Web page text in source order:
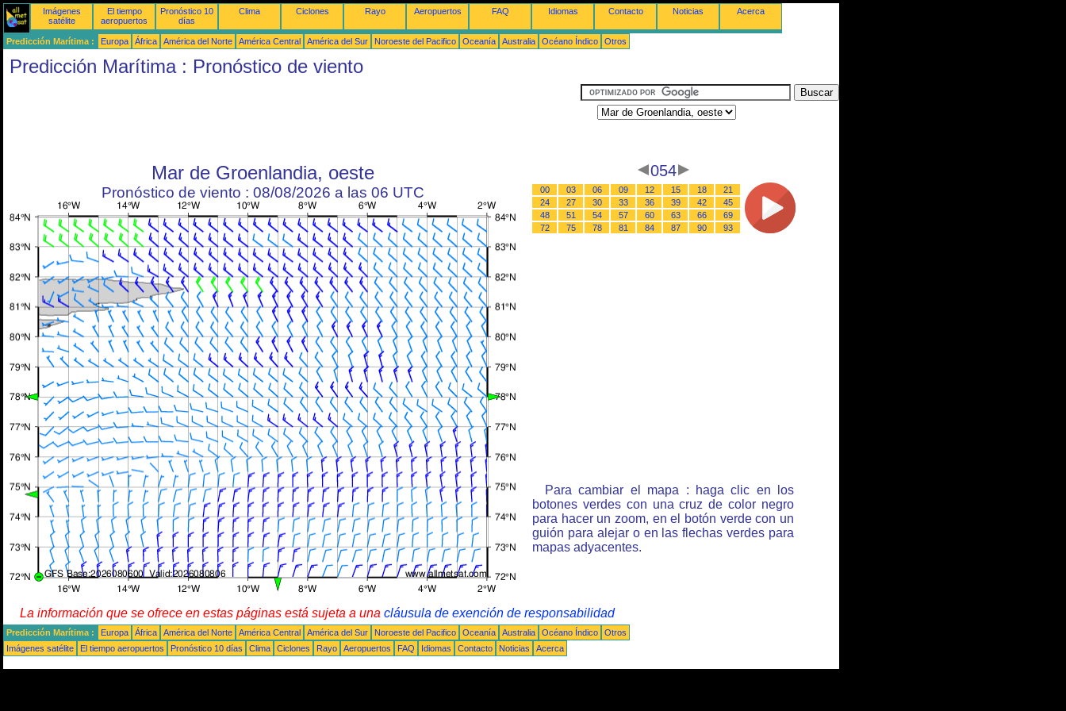
Imágenes
satélite
El tiempo
aeropuertos
Pronóstico 10
días
Clima Ciclones Rayo Aeropuertos FAQ Idiomas Contacto Noticias Acerca
Predicción Marítima : Europa África América del Norte América Central América del Sur Noroeste del Pacifico Oceanía Australia Océano Índico Otros
Predicción Marítima : Pronóstico de viento
Mar de Groenlandia, oeste
Pronóstico de viento : 08/08/2026 a las 06 UTC
054
00 03 06 09 12 15 18
21
24
27 30 33 36 39 42
45
48
51 54 57 60 63 66
69
72
75 78 81 84 87 90 93
Para cambiar el mapa : haga clic en los
botones verdes con una cruz de color negro
para hacer un zoom, en el botón verde con un
guión para alejar o en las flechas verdes para
mapas adyacentes.
La información que se ofrece en estas páginas está sujeta a una cláusula de exención de responsabilidad
Predicción Marítima : Europa África América del Norte América Central América del Sur Noroeste del Pacifico Oceanía Australia Océano Índico
Otros
Imágenes satélite
El tiempo aeropuertos Pronóstico 10 días Clima Ciclones Rayo Aeropuertos FAQ Idiomas Contacto Noticias Acerca